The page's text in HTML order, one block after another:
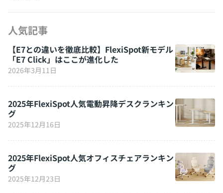
人気記事
【E7との違いを徹底比較】FlexiSpot新モデル
「E7 Click」はここが進化した
2026年3月11日
2025年FlexiSpot人気電動昇降デスクランキン
グ
2025年12月16日
2025年FlexiSpot人気オフィスチェアランキン
グ
2025年12月23日